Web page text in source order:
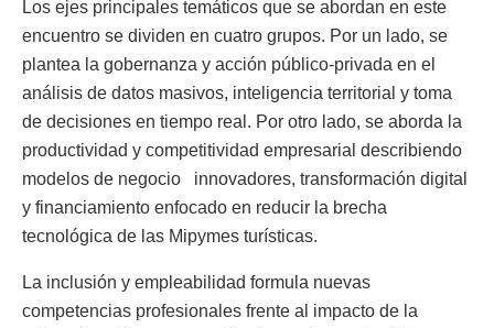
Los ejes principales temáticos que se abordan en este
encuentro se dividen en cuatro grupos. Por un lado, se
plantea la gobernanza y acción público-privada en el
análisis de datos masivos, inteligencia territorial y toma
de decisiones en tiempo real. Por otro lado, se aborda la
productividad y competitividad empresarial describiendo
modelos de negocio innovadores, transformación digital
y financiamiento enfocado en reducir la brecha
tecnológica de las Mipymes turísticas.
La inclusión y empleabilidad formula nuevas
competencias profesionales frente al impacto de la